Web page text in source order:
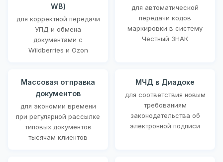
WB)
для корректной передачи
УПД и обмена
документами с
Wildberries и Ozon
для автоматической
передачи кодов
маркировки в систему
Честный ЗНАК
Массовая отправка
документов
для экономии времени
при регулярной рассылке
типовых документов
тысячам клиентов
МЧД в Диадоке
для соответствия новым
требованиям
законодательства об
электронной подписи